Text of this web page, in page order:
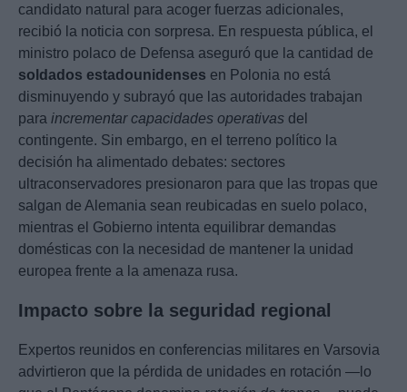
candidato natural para acoger fuerzas adicionales,
recibió la noticia con sorpresa. En respuesta pública, el
ministro polaco de Defensa aseguró que la cantidad de
soldados estadounidenses en Polonia no está
disminuyendo y subrayó que las autoridades trabajan
para incrementar capacidades operativas del
contingente. Sin embargo, en el terreno político la
decisión ha alimentado debates: sectores
ultraconservadores presionaron para que las tropas que
salgan de Alemania sean reubicadas en suelo polaco,
mientras el Gobierno intenta equilibrar demandas
domésticas con la necesidad de mantener la unidad
europea frente a la amenaza rusa.
Impacto sobre la seguridad regional
Expertos reunidos en conferencias militares en Varsovia
advirtieron que la pérdida de unidades en rotación —lo